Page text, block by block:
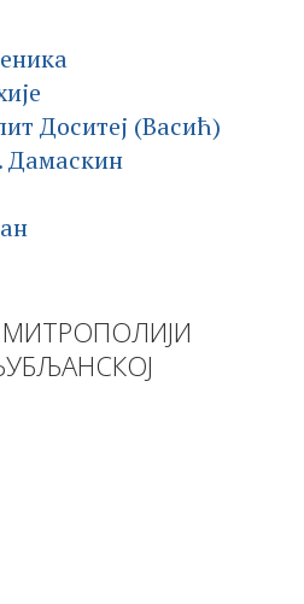
Доситеј (Васић)
Дамаскин